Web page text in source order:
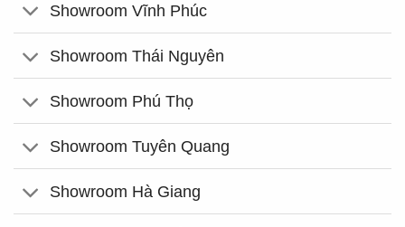
Showroom Vĩnh Phúc
Showroom Thái Nguyên
Showroom Phú Thọ
Showroom Tuyên Quang
Showroom Hà Giang